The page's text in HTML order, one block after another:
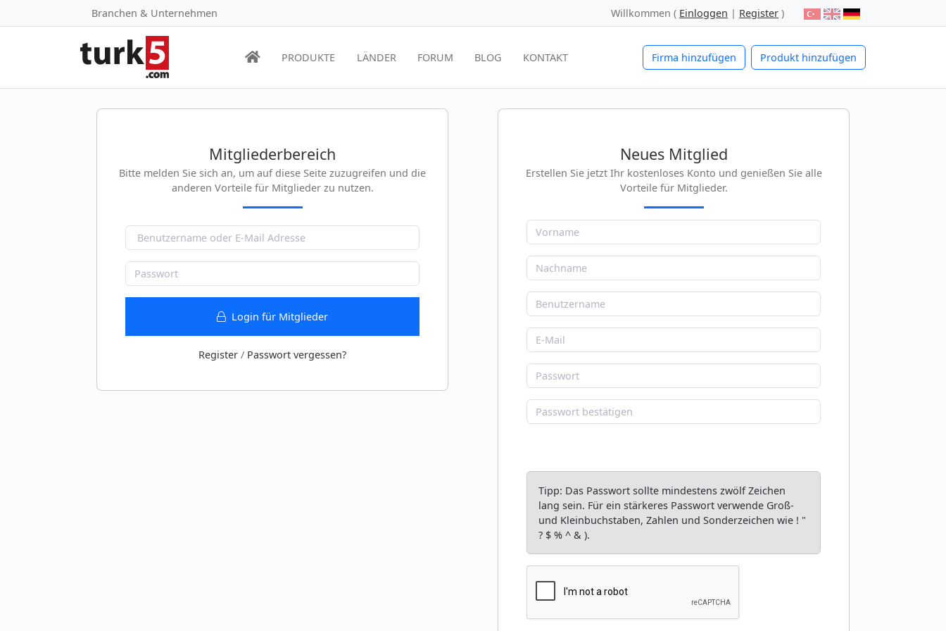
Branchen & Unternehmen Willkommen ( Einloggen | Register )
Firma hinzufügen Produkt hinzufügen
PRODUKTE LÄNDER FORUM BLOG KONTAKT
Mitgliederbereich
Bitte melden Sie sich an, um auf diese Seite zuzugreifen und die
anderen Vorteile für Mitglieder zu nutzen.
Login für Mitglieder
Register / Passwort vergessen?
Neues Mitglied
Erstellen Sie jetzt Ihr kostenloses Konto und genießen Sie alle
Vorteile für Mitglieder.
Tipp: Das Passwort sollte mindestens zwölf Zeichen
lang sein. Für ein stärkeres Passwort verwende Groß-
und Kleinbuchstaben, Zahlen und Sonderzeichen wie ! "
? $ % ^ & ).